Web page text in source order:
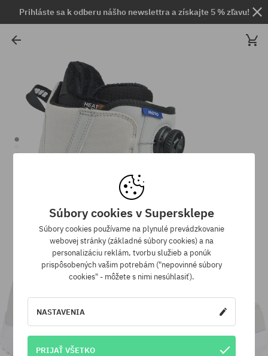
Prihláste sa k odberu nášho newslettra a získajte 5 % zľavu!
Súbory cookies v Supersklepe
Súbory cookies používame na plynulé prevádzkovanie
webovej stránky (základné súbory cookies) a na
personalizáciu reklám, tvorbu služieb a ponúk
prispôsobených vašim potrebám ("nepovinné súbory
cookies" - môžete s nimi nesúhlasiť).
NASTAVENIA
PRIJAŤ VŠETKO